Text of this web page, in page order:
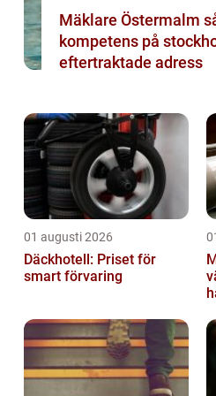
Mäklare Östermalm så hittar du rätt
kompetens på
eftertraktade adress
01 augusti 2026
Däckhotell: Priset för
smart förvaring